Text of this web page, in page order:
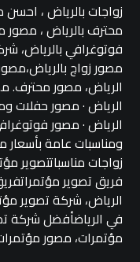
زواجات بالرياض ، احسن
محترف بالرياض ،
فوتوغرافي بالرياض،
مصور زواج
الرياض، مصور محترف.
الرياض · مصور حفلات
الرياض · مصور
ومناسبات عامة بأسعار
زواجات مناسباتتصوير
فريق تصوير
الرياض، شركة تصوير
في الرياضأفضل شركة
مؤتمرات، مصور